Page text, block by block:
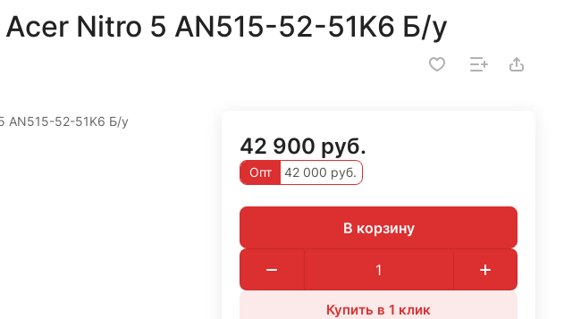
Nitro 5 AN515-52-51K6 Б/у
AN515-52-51K6 Б/у
42 900 руб.
Опт 42 000 руб.
В корзину
Купить в 1 клик